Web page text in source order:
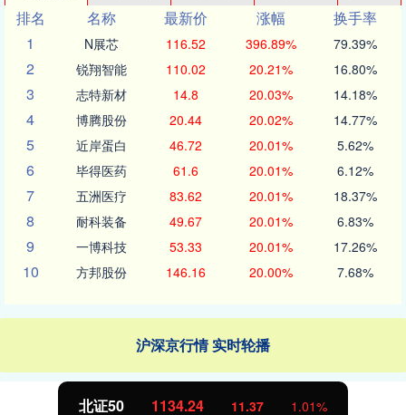
排名
名称 最新价 涨幅
换手率
1
N展芯 116.52 396.89% 79.39%
2 锐翔智能 110.02 20.21% 16.80%
3 志特新材 14.8 20.03% 14.18%
4 博腾股份 20.44 20.02% 14.77%
5 近岸蛋白 46.72 20.01% 5.62%
6 毕得医药 61.6 20.01% 6.12%
7 五洲医疗 83.62 20.01% 18.37%
8 耐科装备 49.67 20.01% 6.83%
9 一博科技 53.33 20.01% 17.26%
10 方邦股份 146.16 20.00% 7.68%
沪深京行情 实时轮播
北证50 1134.24 11.37 1.01%